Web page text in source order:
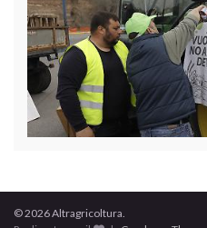
© 2026 Altragricoltura.